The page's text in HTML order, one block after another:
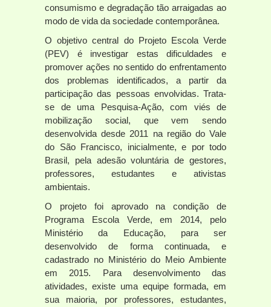
consumismo e degradação tão arraigadas ao
modo de vida da sociedade contemporânea.
O objetivo central do Projeto Escola Verde
(PEV) é investigar estas dificuldades e
promover ações no sentido do enfrentamento
dos problemas identificados, a partir da
participação das pessoas envolvidas. Trata-
se de uma Pesquisa-Ação, com viés de
mobilização social, que vem sendo
desenvolvida desde 2011 na região do Vale
do São Francisco, inicialmente, e por todo
Brasil, pela adesão voluntária de gestores,
professores, estudantes e ativistas
ambientais.
O projeto foi aprovado na condição de
Programa Escola Verde, em 2014, pelo
Ministério da Educação, para ser
desenvolvido de forma continuada, e
cadastrado no Ministério do Meio Ambiente
em 2015. Para desenvolvimento das
atividades, existe uma equipe formada, em
sua maioria, por professores, estudantes,